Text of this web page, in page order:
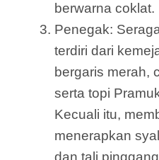
berwarna coklat.
Penegak:
terdiri dari
bergaris merah,
serta topi
Kecuali itu,
menerapkan
dan tali